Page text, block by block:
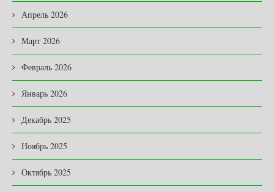
Апрель 2026
Март 2026
Февраль 2026
Январь 2026
Декабрь 2025
Ноябрь 2025
Октябрь 2025